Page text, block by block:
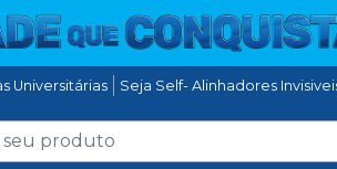
Universitárias Seja Self- Alinhadores